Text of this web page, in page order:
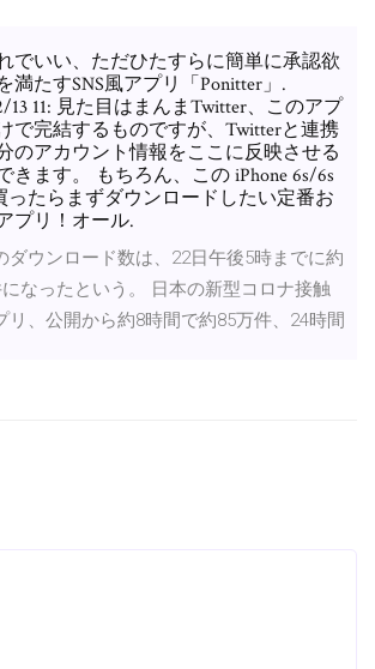
でいい、ただひたすらに簡単に承認欲
満たすSNS風アプリ「Ponitter」.
13 11: 見た目はまんまTwitter、このアプ
で完結するものですが、Twitterと連携
のアカウント情報をここに反映させる
きます。 もちろん、この iPhone 6s/6s
ったらまずダウンロードしたい定番お
プリ！オール.
ダウンロード数は、22日午後5時までに約
なったという。 日本の新型コロナ接触
リ、公開から約8時間で約85万件、24時間